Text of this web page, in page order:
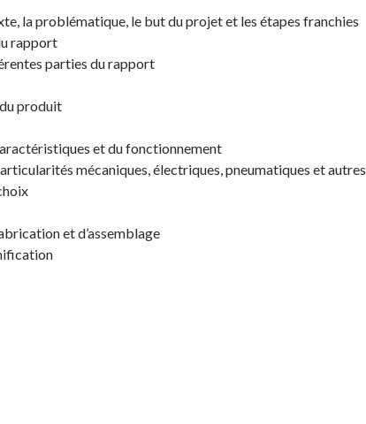
la problématique, le but du projet et les étapes franchies
rapport
parties du rapport
produit
et du fonctionnement
mécaniques, électriques, pneumatiques et autres
et d’assemblage